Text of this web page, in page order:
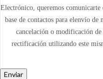
Electrónico, queremos
base de contactos para elenvío
cancelación o modificación de
rectificación utilizando este
Enviar